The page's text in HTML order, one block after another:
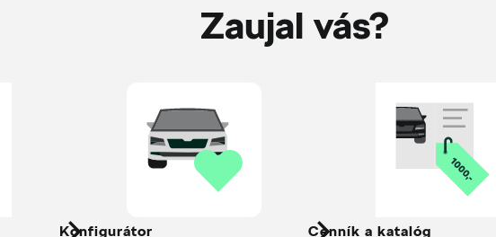
Zaujal vás?
Konfigurátor Cenník a katalóg